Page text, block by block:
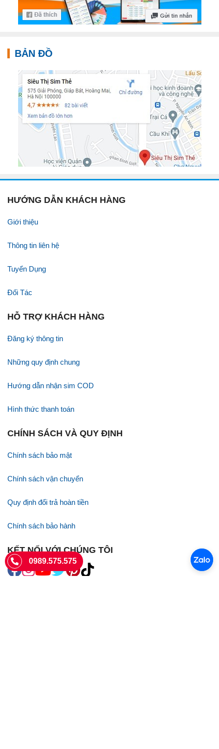
BẢN ĐỒ
HƯỚNG DẪN KHÁCH HÀNG
Giới thiệu
Thông tin liên hệ
Tuyển Dụng
Đối Tác
HỖ TRỢ KHÁCH HÀNG
Đăng ký thông tin
Những quy định chung
Hướng dẫn nhận sim COD
Hình thức thanh toán
CHÍNH SÁCH VÀ QUY ĐỊNH
Chính sách bảo mật
Chính sách vận chuyển
Quy định đổi trả hoàn tiền
Chính sách bảo hành
KẾT NỐI VỚI CHÚNG TÔI
0989.575.575